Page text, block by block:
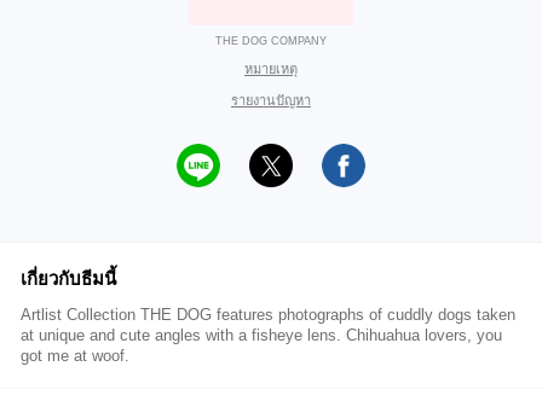
THE DOG COMPANY
หมายเหตุ
รายงานปัญหา
เกี่ยวกับธีมนี้
Artlist Collection THE DOG features photographs of cuddly dogs taken
at unique and cute angles with a fisheye lens. Chihuahua lovers, you
got me at woof.